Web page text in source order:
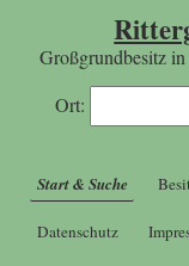
Großgrundbesitz
Ort:
Start & Suche
Datenschutz